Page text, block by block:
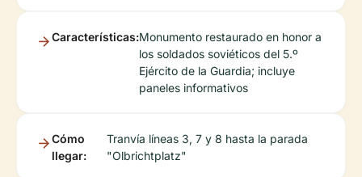
Características:Monumento restaurado en honor a
los soldados soviéticos del 5.º
Ejército de la Guardia; incluye
paneles informativos
Cómo
llegar:
Tranvía líneas 3, 7 y 8 hasta la parada
"Olbrichtplatz"